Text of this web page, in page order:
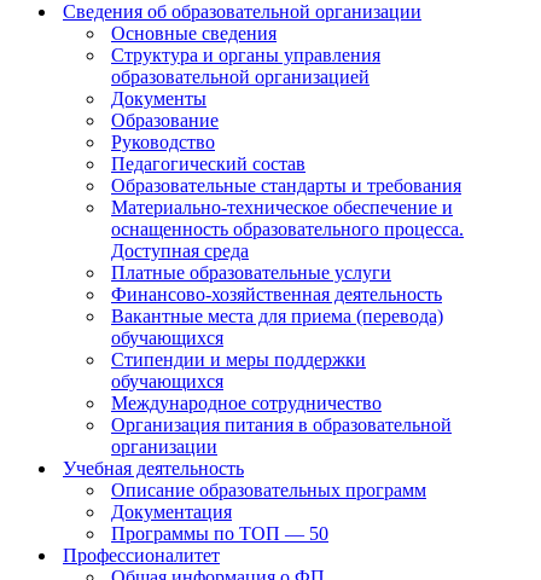
Сведения об образовательной организации
Основные сведения
Структура и органы управления
образовательной организацией
Документы
Образование
Руководство
Педагогический состав
Образовательные стандарты и требования
Материально-техническое обеспечение и
оснащенность образовательного процесса.
Доступная среда
Платные образовательные услуги
Финансово-хозяйственная деятельность
Вакантные места для приема (перевода)
обучающихся
Стипендии и меры поддержки
обучающихся
Международное сотрудничество
Организация питания в образовательной
организации
Учебная деятельность
Описание образовательных программ
Документация
Программы по ТОП — 50
Профессионалитет